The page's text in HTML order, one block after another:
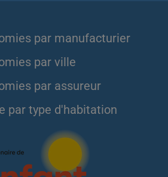
par manufacturier
par ville
par assureur
par type d'habitation